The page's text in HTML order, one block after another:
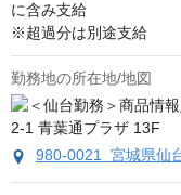
に含み支給
※超過分は別途支給
勤務地の所在地/地図
980-0021 宮城県仙